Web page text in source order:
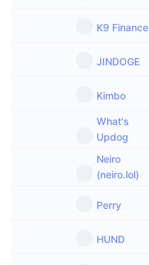
K9 Finance
JINDOGE
Kimbo
What's
Updog
Neiro
(neiro.lol)
Perry
HUND